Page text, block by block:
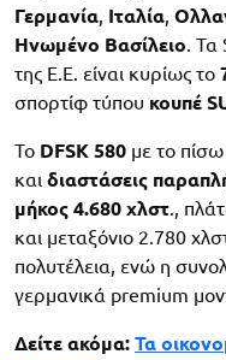
Γερμανία, Ιταλία,
Ηνωμένο Βασίλειο. Τα
της Ε.Ε. είναι κυρίως το
σπορτίφ τύπου κουπέ
Το DFSK 580 με το
και διαστάσεις
μήκος 4.680 χλστ.,
και μεταξόνιο 2.780
πολυτέλεια, ενώ η
γερμανικά premium
Δείτε ακόμα: Τα